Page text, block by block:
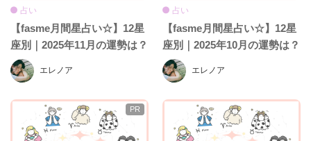
エレノア
占い
【fasme月間星占い☆】12星
座別｜2025年11月の運勢は？
エレノア
占い
【fasme月間星占い☆】12星
座別｜2025年10月の運勢は？